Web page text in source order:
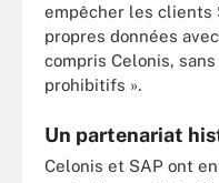
empêcher les clients
propres données
compris Celonis,
prohibitifs ».
Un partenariat
Celonis et SAP ont